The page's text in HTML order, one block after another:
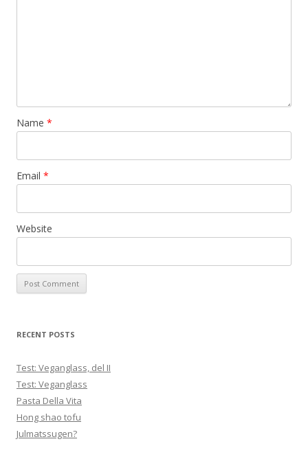
Name *
Email *
Website
RECENT POSTS
Test: Veganglass, del II
Test: Veganglass
Pasta Della Vita
Hong shao tofu
Julmatssugen?